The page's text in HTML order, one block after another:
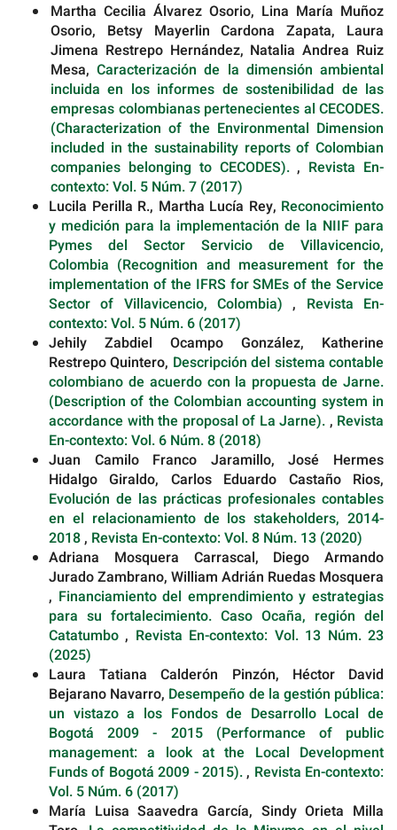
Martha Cecilia Álvarez Osorio, Lina María Muñoz
Osorio, Betsy Mayerlin Cardona Zapata, Laura
Jimena Restrepo Hernández, Natalia Andrea Ruiz
Mesa,Caracterización de la dimensión ambiental
incluida en los informes de sostenibilidad de las
empresas colombianas pertenecientes al CECODES.
(Characterization of the Environmental Dimension
included in the sustainability reports of Colombian
companies belonging to CECODES)., Revista En-
contexto: Vol. 5 Núm. 7 (2017)
Lucila Perilla R., Martha Lucía Rey, Reconocimiento
y medición para la implementación de la NIIF para
Pymes del Sector Servicio de Villavicencio,
Colombia (Recognition and measurement for the
implementation of the IFRS for SMEs of the Service
Sector of Villavicencio, Colombia), Revista En-
contexto: Vol. 5 Núm. 6 (2017)
Jehily Zabdiel Ocampo González, Katherine
Restrepo Quintero, Descripción del sistema contable
colombiano de acuerdo con la propuesta de Jarne.
(Description of the Colombian accounting system in
accordance with the proposal of La Jarne). , Revista
En-contexto: Vol. 6 Núm. 8 (2018)
Juan Camilo Franco Jaramillo, José Hermes
Hidalgo Giraldo, Carlos Eduardo Castaño Rios,
Evolución de las prácticas profesionales contables
en el relacionamiento de los stakeholders, 2014-
2018, Revista En-contexto: Vol. 8 Núm. 13 (2020)
Adriana Mosquera Carrascal, Diego Armando
Jurado Zambrano, William Adrián Ruedas Mosquera
, Financiamiento del emprendimiento y estrategias
para su fortalecimiento. Caso Ocaña, región del
Catatumbo, Revista En-contexto: Vol. 13 Núm. 23
(2025)
Laura Tatiana Calderón Pinzón, Héctor David
Bejarano Navarro, Desempeño de la gestión pública:
un vistazo a los Fondos de Desarrollo Local de
Bogotá 2009 - 2015 (Performance of public
management: a look at the Local Development
Funds of Bogotá 2009 - 2015)., Revista En-contexto:
Vol. 5 Núm. 6 (2017)
María Luisa Saavedra García, Sindy Orieta Milla